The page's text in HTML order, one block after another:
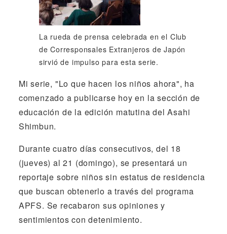
La rueda de prensa celebrada en el Club
de Corresponsales Extranjeros de Japón
sirvió de impulso para esta serie.
Mi serie, "Lo que hacen los niños ahora", ha
comenzado a publicarse hoy en la sección de
educación de la edición matutina del Asahi
Shimbun.
Durante cuatro días consecutivos, del 18
(jueves) al 21 (domingo), se presentará un
reportaje sobre niños sin estatus de residencia
que buscan obtenerlo a través del programa
APFS. Se recabaron sus opiniones y
sentimientos con detenimiento.